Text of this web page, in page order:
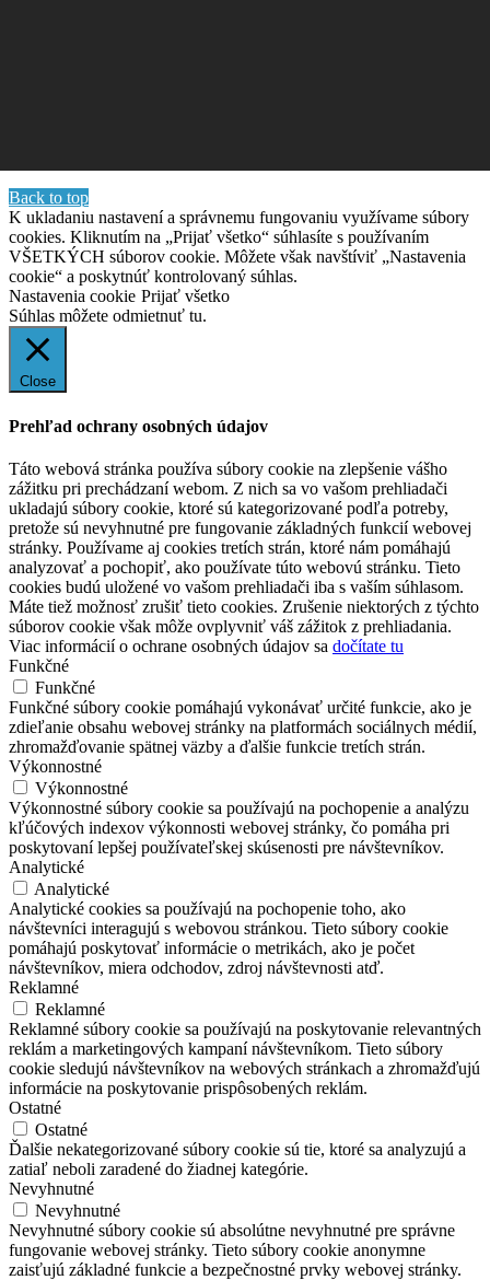
Back to top
K ukladaniu nastavení a správnemu fungovaniu využívame súbory
cookies. Kliknutím na „Prijať všetko“ súhlasíte s používaním
VŠETKÝCH súborov cookie. Môžete však navštíviť „Nastavenia
cookie“ a poskytnúť kontrolovaný súhlas.
Nastavenia cookie Prijať všetko
Súhlas môžete odmietnuť tu.
Close
Prehľad ochrany osobných údajov
Táto webová stránka používa súbory cookie na zlepšenie vášho
zážitku pri prechádzaní webom. Z nich sa vo vašom prehliadači
ukladajú súbory cookie, ktoré sú kategorizované podľa potreby,
pretože sú nevyhnutné pre fungovanie základných funkcií webovej
stránky. Používame aj cookies tretích strán, ktoré nám pomáhajú
analyzovať a pochopiť, ako používate túto webovú stránku. Tieto
cookies budú uložené vo vašom prehliadači iba s vaším súhlasom.
Máte tiež možnosť zrušiť tieto cookies. Zrušenie niektorých z týchto
súborov cookie však môže ovplyvniť váš zážitok z prehliadania.
Viac informácií o ochrane osobných údajov sa dočítate tu
Funkčné
Funkčné
Funkčné súbory cookie pomáhajú vykonávať určité funkcie, ako je
zdieľanie obsahu webovej stránky na platformách sociálnych médií,
zhromažďovanie spätnej väzby a ďalšie funkcie tretích strán.
Výkonnostné
Výkonnostné
Výkonnostné súbory cookie sa používajú na pochopenie a analýzu
kľúčových indexov výkonnosti webovej stránky, čo pomáha pri
poskytovaní lepšej používateľskej skúsenosti pre návštevníkov.
Analytické
Analytické
Analytické cookies sa používajú na pochopenie toho, ako
návštevníci interagujú s webovou stránkou. Tieto súbory cookie
pomáhajú poskytovať informácie o metrikách, ako je počet
návštevníkov, miera odchodov, zdroj návštevnosti atď.
Reklamné
Reklamné
Reklamné súbory cookie sa používajú na poskytovanie relevantných
reklám a marketingových kampaní návštevníkom. Tieto súbory
cookie sledujú návštevníkov na webových stránkach a zhromažďujú
informácie na poskytovanie prispôsobených reklám.
Ostatné
Ostatné
Ďalšie nekategorizované súbory cookie sú tie, ktoré sa analyzujú a
zatiaľ neboli zaradené do žiadnej kategórie.
Nevyhnutné
Nevyhnutné
Nevyhnutné súbory cookie sú absolútne nevyhnutné pre správne
fungovanie webovej stránky. Tieto súbory cookie anonymne
zaisťujú základné funkcie a bezpečnostné prvky webovej stránky.